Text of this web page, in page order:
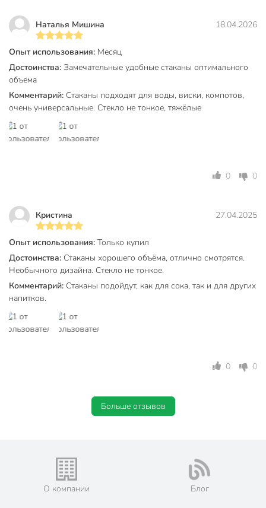
Какой размер и форма у этих стаканов?
Стаканы низкие и широкие, объем 368 мл, форма рокс,
идеально подходят для воды, виски и коктейлей.
Техническая информация
Количество в наборе, шт
6 шт
Объем, мл
Pasabahce
Тип
набор стаканов
Коллекция
Можно мыть в посудомоечной
машине
машины
Бар
Цвет
Форма стакана
рокс
Артикул производителя
42348B
Наталья Мишина 18.04.2026
Опыт использования: Месяц
Достоинства: Замечательные удобные стаканы оптимального
объема
Комментарий: Стаканы подходят для воды, виски, компотов,
очень универсальные. Стекло не тонкое, тяжёлые
0 0
Кристина 27.04.2025
Опыт использования: Только купил
Достоинства: Стаканы хорошего объёма, отлично смотрятся.
Необычного дизайна. Стекло не тонкое.
Комментарий: Стаканы подойдут, как для сока, так и для других
напитков.
0 0
Больше отзывов
О компании Блог